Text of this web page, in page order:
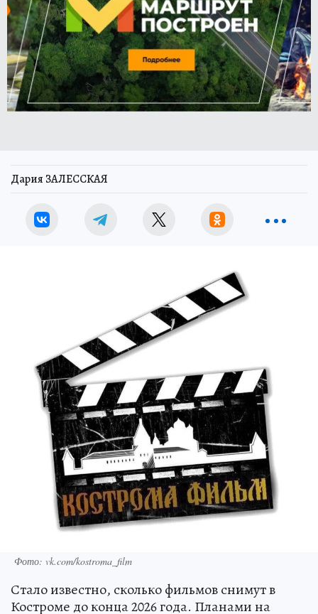
Дария ЗАЛЕССКАЯ
Фото: vk.com/kostroma_film
Стало известно, сколько фильмов снимут в
Костроме до конца 2026 года. Планами на